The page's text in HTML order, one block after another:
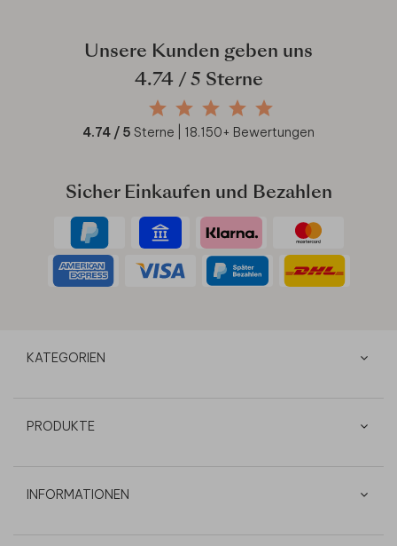
Unsere Kunden geben uns
4.74/ 5 Sterne
4.74 / 5 Sterne | 18.150+ Bewertungen
Sicher Einkaufen und Bezahlen
KATEGORIEN
PRODUKTE
INFORMATIONEN